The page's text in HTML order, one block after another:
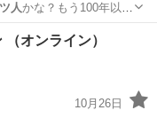
人かな？もう100年以上
オンライン）
10月26日